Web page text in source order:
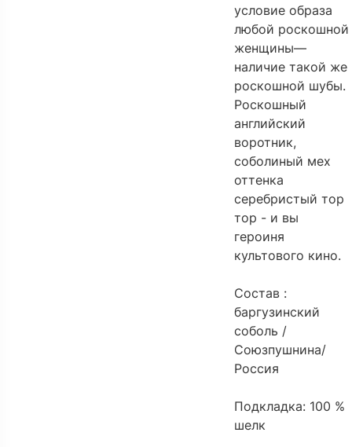
условие образа
любой роскошной
женщины—
наличие такой же
роскошной шубы.
Роскошный
английский
воротник,
соболиный мех
оттенка
серебристый тор
тор - и вы
героиня
культового кино.
Состав :
баргузинский
соболь /
Союзпушнина/
Россия
Подкладка: 100 %
шелк